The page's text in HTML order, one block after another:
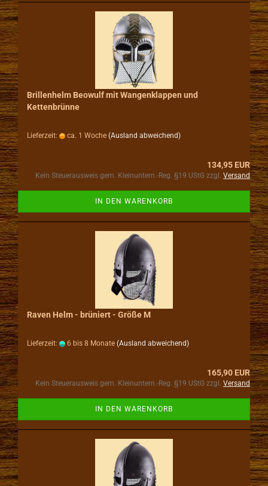
Brillenhelm Beowulf mit Wangenklappen und
Kettenbrünne
Lieferzeit: ca. 1 Woche (Ausland abweichend)
134,95 EUR
Kein Steuerausweis gem. Kleinuntern.-Reg. §19 UStG zzgl. Versand
IN DEN WARENKORB
Raven Helm - brüniert - Größe M
Lieferzeit: 6 bis 8 Monate (Ausland abweichend)
165,90 EUR
Kein Steuerausweis gem. Kleinuntern.-Reg. §19 UStG zzgl. Versand
IN DEN WARENKORB